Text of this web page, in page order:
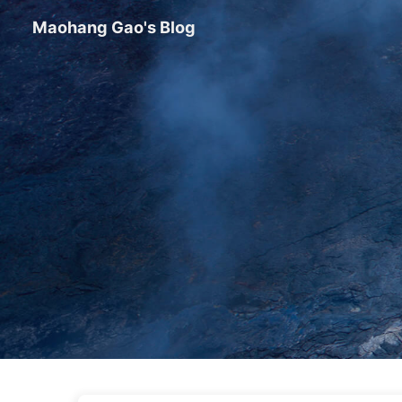
Maohang Gao's Blog